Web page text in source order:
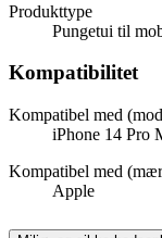
Produkttype
Pungetui til
Kompatibilitet
Kompatibel med
iPhone 14 Pro
Kompatibel med
Apple